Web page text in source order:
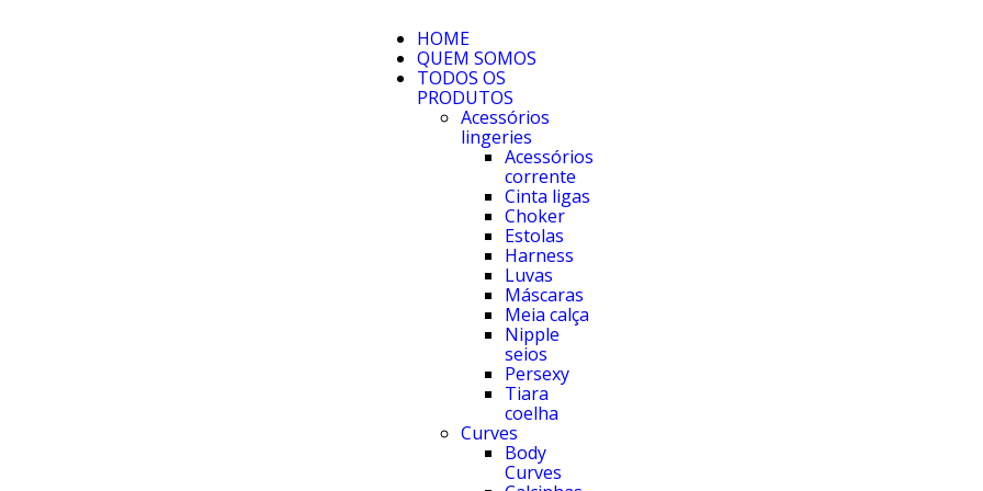
HOME
QUEM SOMOS
TODOS OS
PRODUTOS
Acessórios
lingeries
Acessórios
corrente
Cinta ligas
Choker
Estolas
Harness
Luvas
Máscaras
Meia calça
Nipple
seios
Persexy
Tiara
coelha
Curves
Body
Curves